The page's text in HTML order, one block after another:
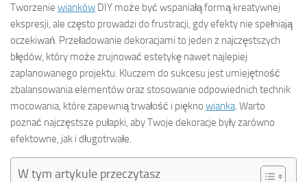
Tworzenie wianków DIY może być wspaniałą formą kreatywnej
ekspresji, ale często prowadzi do frustracji, gdy efekty nie spełniają
oczekiwań. Przeładowanie dekoracjami to jeden z najczęstszych
błędów, który może zrujnować estetykę nawet najlepiej
zaplanowanego projektu. Kluczem do sukcesu jest umiejętność
zbalansowania elementów oraz stosowanie odpowiednich technik
mocowania, które zapewnią trwałość i piękno wianka . Warto
poznać najczęstsze pułapki, aby Twoje dekoracje były zarówno
efektowne, jak i długotrwałe.
W tym artykule przeczytasz